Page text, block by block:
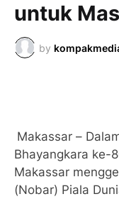
untuk
by
Makassar –
Bhayangkara ke-
Makassar
(Nobar) Piala